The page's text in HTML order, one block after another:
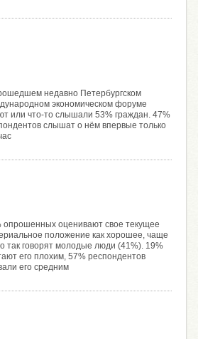
недавно Петербургском
экономическом форуме
или что-то слышали 53% граждан. 47%
слышат о нём впервые только
опрошенных оценивают свое текущее
положение как хорошее, чаще
так говорят молодые люди (41%). 19%
его плохим, 57% респондентов
его средним